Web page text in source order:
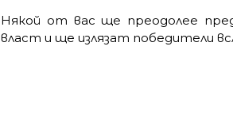
Някой от вас ще преодолее
власт и ще излязат победители